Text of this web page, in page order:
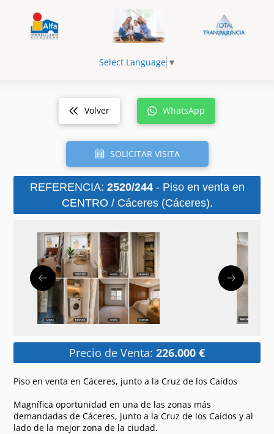
Select Language ▼
Volver WhatsApp
SOLICITAR VISITA
REFERENCIA: 2520/244- Piso en venta en
CENTRO / Cáceres (Cáceres).
Precio de Venta: 226.000 €
Piso en venta en Cáceres, junto a la Cruz de los Caídos
Magnífica oportunidad en una de las zonas más
demandadas de Cáceres, junto a la Cruz de los Caídos y al
lado de la mejor zona de la ciudad.